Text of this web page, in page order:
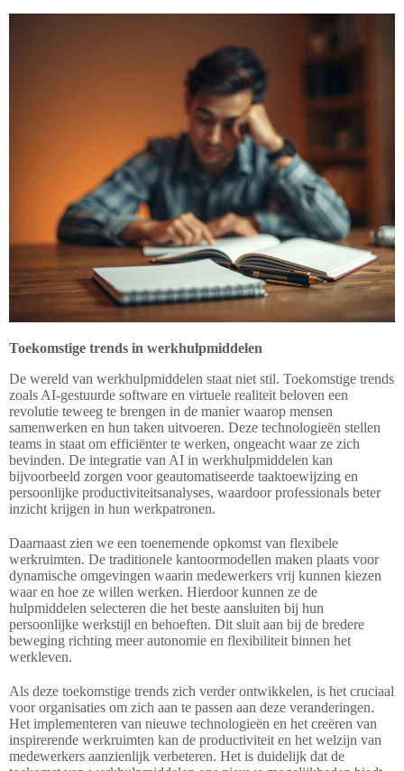
Toekomstige trends in werkhulpmiddelen
De wereld van werkhulpmiddelen staat niet stil. Toekomstige trends
zoals AI-gestuurde software en virtuele realiteit beloven een
revolutie teweeg te brengen in de manier waarop mensen
samenwerken en hun taken uitvoeren. Deze technologieën stellen
teams in staat om efficiënter te werken, ongeacht waar ze zich
bevinden. De integratie van AI in werkhulpmiddelen kan
bijvoorbeeld zorgen voor geautomatiseerde taaktoewijzing en
persoonlijke productiviteitsanalyses, waardoor professionals beter
inzicht krijgen in hun werkpatronen.
Daarnaast zien we een toenemende opkomst van flexibele
werkruimten. De traditionele kantoormodellen maken plaats voor
dynamische omgevingen waarin medewerkers vrij kunnen kiezen
waar en hoe ze willen werken. Hierdoor kunnen ze de
hulpmiddelen selecteren die het beste aansluiten bij hun
persoonlijke werkstijl en behoeften. Dit sluit aan bij de bredere
beweging richting meer autonomie en flexibiliteit binnen het
werkleven.
Als deze toekomstige trends zich verder ontwikkelen, is het cruciaal
voor organisaties om zich aan te passen aan deze veranderingen.
Het implementeren van nieuwe technologieën en het creëren van
inspirerende werkruimten kan de productiviteit en het welzijn van
medewerkers aanzienlijk verbeteren. Het is duidelijk dat de